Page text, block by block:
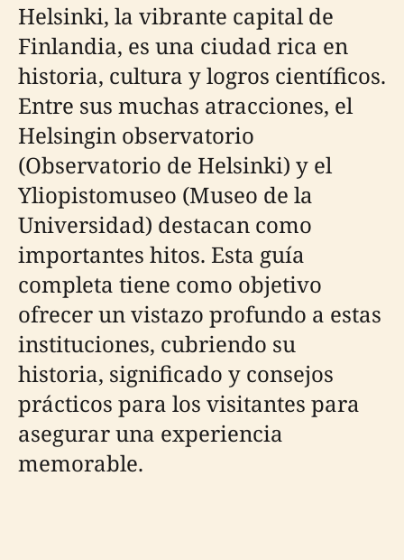
Helsinki, la vibrante capital de
Finlandia, es una ciudad rica en
historia, cultura y logros científicos.
Entre sus muchas atracciones, el
Helsingin observatorio
(Observatorio de Helsinki) y el
Yliopistomuseo (Museo de la
Universidad) destacan como
importantes hitos. Esta guía
completa tiene como objetivo
ofrecer un vistazo profundo a estas
instituciones, cubriendo su
historia, significado y consejos
prácticos para los visitantes para
asegurar una experiencia
memorable.